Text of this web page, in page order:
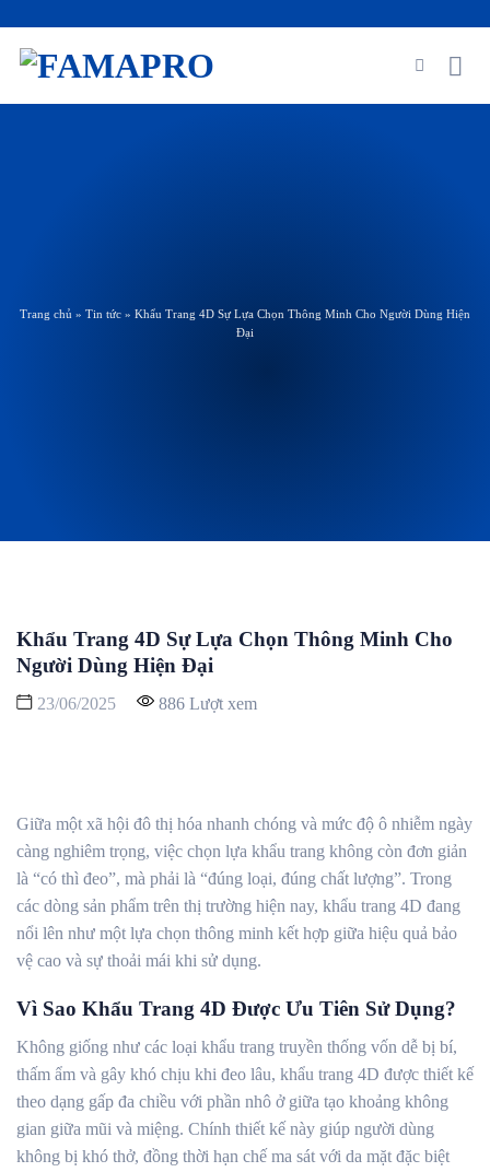
Trang chủ » Tin tức » Khẩu Trang 4D Sự Lựa Chọn Thông Minh Cho Người Dùng Hiện
Đại
Khẩu Trang 4D Sự Lựa Chọn Thông Minh Cho
Người Dùng Hiện Đại
23/06/2025 886 Lượt xem
Giữa một xã hội đô thị hóa nhanh chóng và mức độ ô nhiễm ngày
càng nghiêm trọng, việc chọn lựa khẩu trang không còn đơn giản
là “có thì đeo”, mà phải là “đúng loại, đúng chất lượng”. Trong
các dòng sản phẩm trên thị trường hiện nay, khẩu trang 4D đang
nổi lên như một lựa chọn thông minh kết hợp giữa hiệu quả bảo
vệ cao và sự thoải mái khi sử dụng.
Vì Sao Khẩu Trang 4D Được Ưu Tiên Sử Dụng?
Không giống như các loại khẩu trang truyền thống vốn dễ bị bí,
thấm ẩm và gây khó chịu khi đeo lâu, khẩu trang 4D được thiết kế
theo dạng gấp đa chiều với phần nhô ở giữa tạo khoảng không
gian giữa mũi và miệng. Chính thiết kế này giúp người dùng
không bị khó thở, đồng thời hạn chế ma sát với da mặt đặc biệt